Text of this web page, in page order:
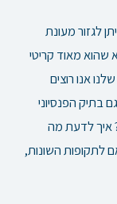
לגזור מעונת
שהוא מאוד קריטי
אנו רוצים
בתיק הפנסיוני
איך לדעת מה
לתקופות השונות,